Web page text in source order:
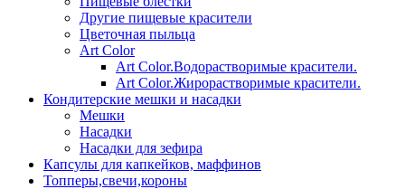
Другие пищевые красители
Цветочная пыльца
Art Color
Art Color.Водорастворимые красители.
Art Color.Жирорастворимые красители.
Кондитерские мешки и насадки
Мешки
Насадки
Насадки для зефира
Капсулы для капкейков, маффинов
Топперы,свечи,короны